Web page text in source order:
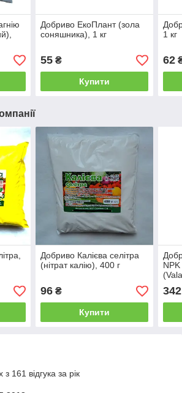
Добриво ЕкоПлант (зола
соняшника), 1 кг
55₴
Купити
1 кг
62
Добриво Калієва селітра
(нітрат калію), 400 г
96₴
Купити
161 відгука за рік